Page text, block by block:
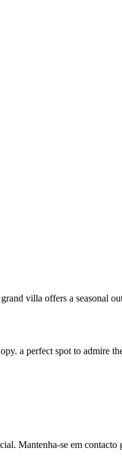
villa offers a seasonal
a perfect spot to admire
Mantenha-se em